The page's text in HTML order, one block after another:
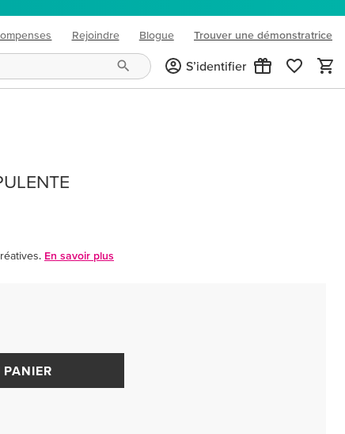
Rejoindre Blogue
(opens in new tab)
Trouver une démonstratrice
S’identifier
En savoir plus